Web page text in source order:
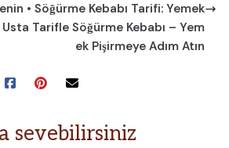
• Söğürme Kebabı Tarifi: Yemek
Usta Tarifle Söğürme Kebabı – Yem
ek Pişirmeye Adım Atın
sevebilirsiniz